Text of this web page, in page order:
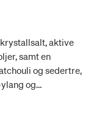
aktive
samt en
og sedertre,
og
ml.